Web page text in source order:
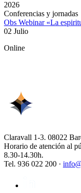
2026
Conferencias y jornadas
Obs Webinar «La
02 Julio
Online
Claravall 1-3. 08022
Horario de atención al
8.30-14.30h.
Tel. 936 022 200 ·